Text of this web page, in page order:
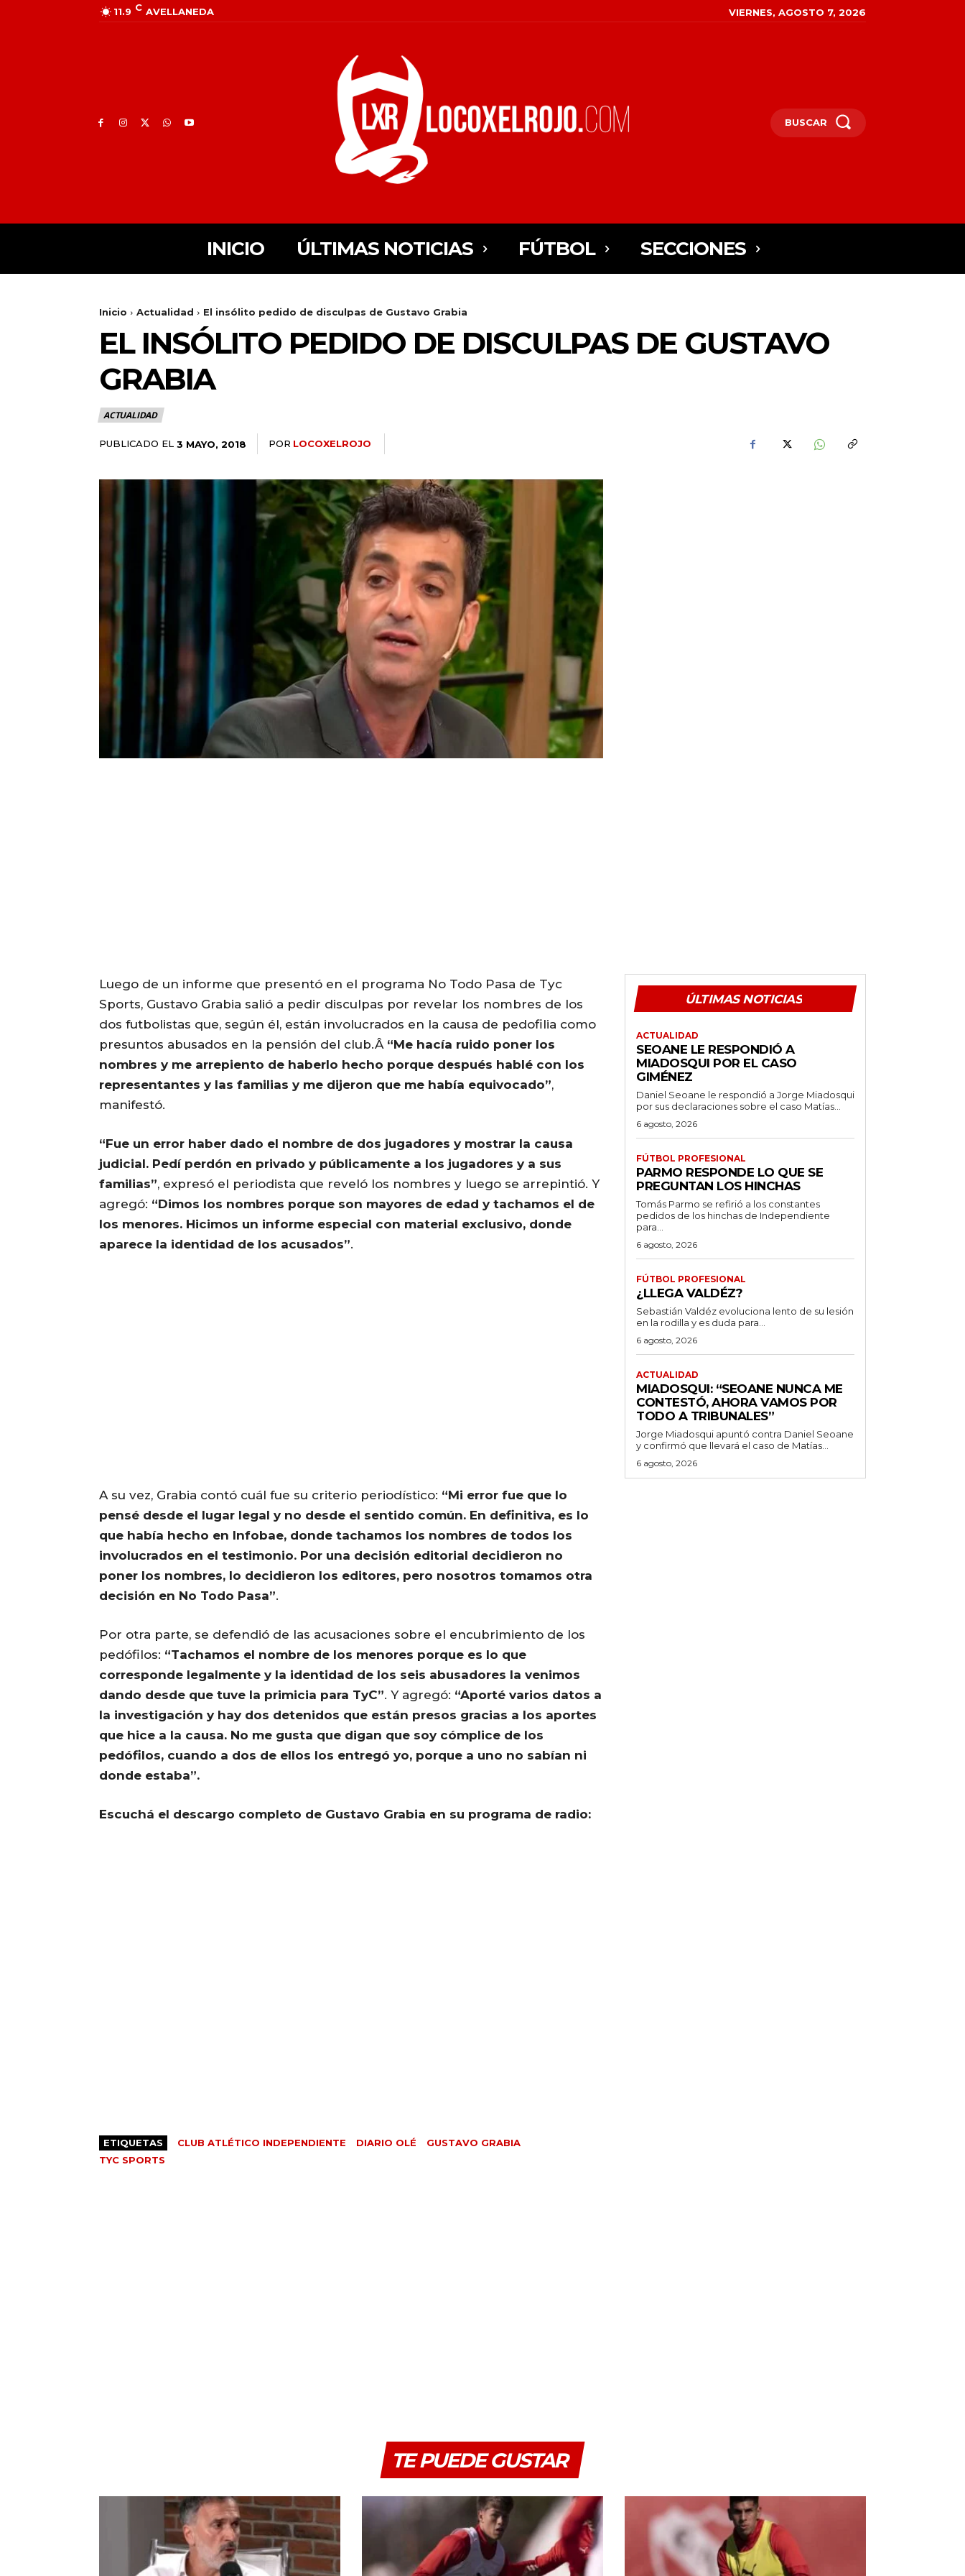
11.9 C AVELLANEDA VIERNES, AGOSTO 7, 2026
BUSCAR
INICIO ÚLTIMAS NOTICIAS FÚTBOL SECCIONES
Inicio Actualidad El insólito pedido de disculpas de Gustavo Grabia
EL INSÓLITO PEDIDO DE DISCULPAS DE GUSTAVO
GRABIA
ACTUALIDAD
PUBLICADO EL 3 MAYO, 2018 POR LOCOXELROJO
Luego de un informe que presentó en el programa No Todo Pasa de Tyc
Sports, Gustavo Grabia salió a pedir disculpas por revelar los nombres de los
dos futbolistas que, según él, están involucrados en la causa de pedofilia como
presuntos abusados en la pensión del club.Â “Me hacía ruido poner los
nombres y me arrepiento de haberlo hecho porque después hablé con los
representantes y las familias y me dijeron que me había equivocado”,
manifestó.
“Fue un error haber dado el nombre de dos jugadores y mostrar la causa
judicial. Pedí perdón en privado y públicamente a los jugadores y a sus
familias”, expresó el periodista que reveló los nombres y luego se arrepintió. Y
agregó: “Dimos los nombres porque son mayores de edad y tachamos el de
los menores. Hicimos un informe especial con material exclusivo, donde
aparece la identidad de los acusados”.
A su vez, Grabia contó cuál fue su criterio periodístico: “Mi error fue que lo
pensé desde el lugar legal y no desde el sentido común. En definitiva, es lo
que había hecho en Infobae, donde tachamos los nombres de todos los
involucrados en el testimonio. Por una decisión editorial decidieron no
poner los nombres, lo decidieron los editores, pero nosotros tomamos otra
decisión en No Todo Pasa”.
Por otra parte, se defendió de las acusaciones sobre el encubrimiento de los
pedófilos: “Tachamos el nombre de los menores porque es lo que
corresponde legalmente y la identidad de los seis abusadores la venimos
dando desde que tuve la primicia para TyC”. Y agregó: “Aporté varios datos a
la investigación y hay dos detenidos que están presos gracias a los aportes
que hice a la causa. No me gusta que digan que soy cómplice de los
pedófilos, cuando a dos de ellos los entregó yo, porque a uno no sabían ni
donde estaba”.
Escuchá el descargo completo de Gustavo Grabia en su programa de radio:
ETIQUETAS CLUB ATLÉTICO INDEPENDIENTE DIARIO OLÉ
GUSTAVO GRABIA
TYC SPORTS
ÚLTIMAS NOTICIAS
ACTUALIDAD
SEOANE LE RESPONDIÓ A
MIADOSQUI POR EL CASO
GIMÉNEZ
Daniel Seoane le respondió a Jorge Miadosqui
por sus declaraciones sobre el caso Matías...
6 agosto, 2026
FÚTBOL PROFESIONAL
PARMO RESPONDE LO QUE SE
PREGUNTAN LOS HINCHAS
Tomás Parmo se refirió a los constantes
pedidos de los hinchas de Independiente
para...
6 agosto, 2026
FÚTBOL PROFESIONAL
¿LLEGA VALDÉZ?
Sebastián Valdéz evoluciona lento de su lesión
en la rodilla y es duda para...
6 agosto, 2026
ACTUALIDAD
MIADOSQUI: “SEOANE NUNCA ME
CONTESTÓ, AHORA VAMOS POR
TODO A TRIBUNALES”
Jorge Miadosqui apuntó contra Daniel Seoane
y confirmó que llevará el caso de Matías...
6 agosto, 2026
TE PUEDE GUSTAR